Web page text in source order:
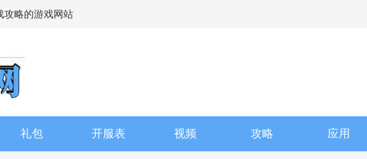
攻略的游戏网站
礼包 开服表 视频 攻略 应用